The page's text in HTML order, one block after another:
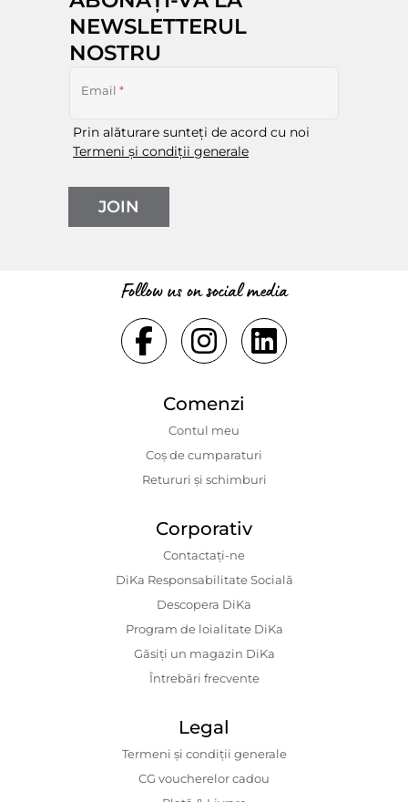
NEWSLETTERUL
NOSTRU
Email *
Prin alăturare sunteți de acord cu noi
Termeni și condiții generale
JOIN
Follow us on social media
Comenzi
Contul meu
Coș de cumparaturi
Retururi și schimburi
Corporativ
Contactaţi-ne
DiKa Responsabilitate Socială
Descopera DiKa
Program de loialitate DiKa
Găsiți un magazin DiKa
Întrebări frecvente
Legal
Termeni și condiții generale
CG voucherelor cadou